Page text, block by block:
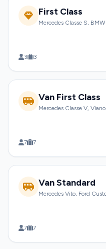
First Class
Mercedes Classe S,
3 3
Van First Class
Mercedes Classe V,
7 7
Van Standard
Mercedes Vito, Ford
7 7